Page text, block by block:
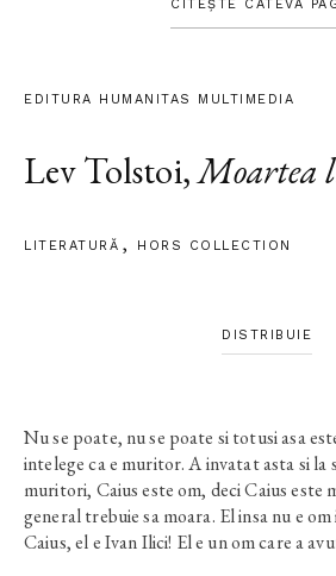
CITEȘTE CÂTEVA
EDITURA HUMANITAS MULTIMEDIA
Lev Tolstoi,Moartea
LITERATURĂ HORS COLLECTION
DISTRIBUIE
Nu se poate, nu se poate si totusi asa
intelege ca e muritor. A invatat asta si la
muritori, Caius este om, deci Caius este
general trebuie sa moara. El insa nu e
Caius, el e Ivan Ilici! El e un om care a